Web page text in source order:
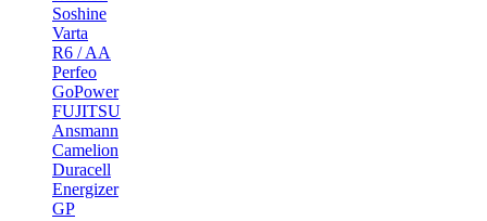
Soshine
Varta
R6 / AA
Perfeo
GoPower
FUJITSU
Ansmann
Camelion
Duracell
Energizer
GP